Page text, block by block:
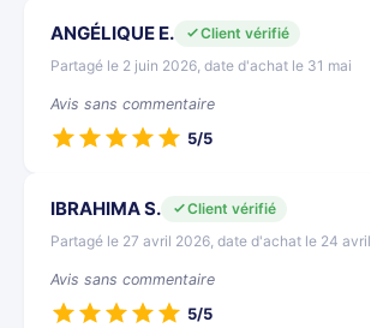
ANGÉLIQUE E.
Client vérifié
Partagé le 2 juin 2026, date d'achat le 31 mai
Avis sans commentaire
5/5
IBRAHIMA S.
Client vérifié
Partagé le 27 avril 2026, date d'achat le 24 avril
Avis sans commentaire
5/5